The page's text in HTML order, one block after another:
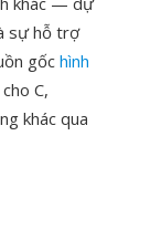
sự hỗ trợ
gốc hình
C,
khác qua